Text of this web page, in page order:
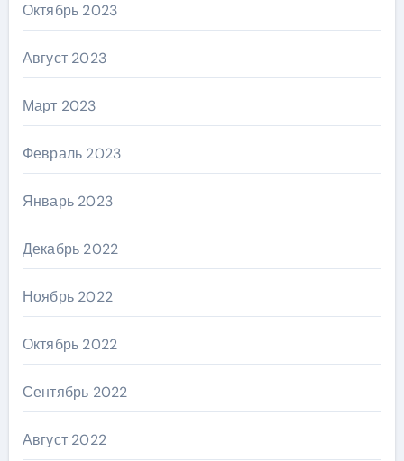
Октябрь 2023
Август 2023
Март 2023
Февраль 2023
Январь 2023
Декабрь 2022
Ноябрь 2022
Октябрь 2022
Сентябрь 2022
Август 2022